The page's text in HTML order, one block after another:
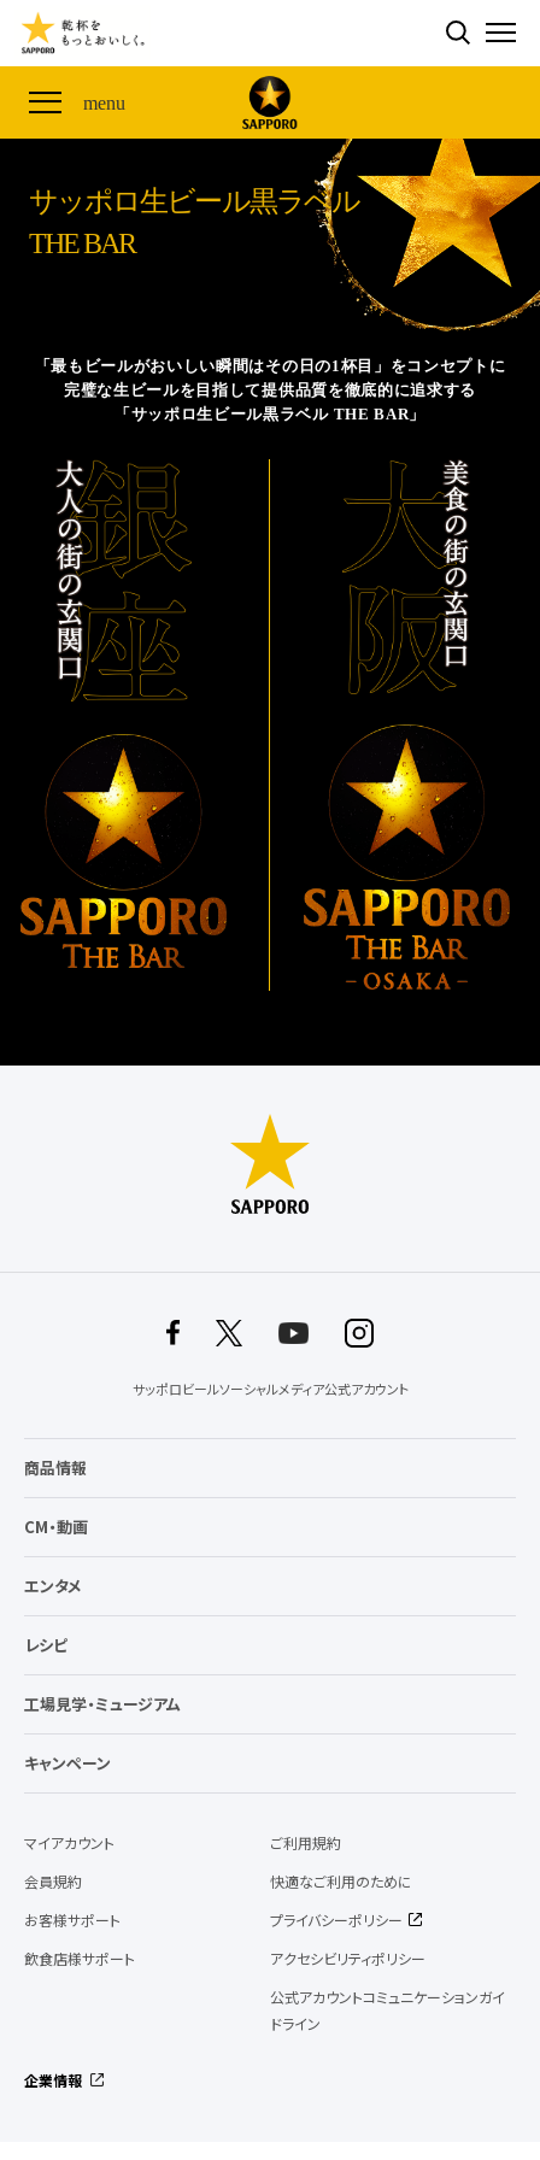
検索する
menu
THE PERFECT 黒ラベル WAGON 出展FES
ザ・パーフェクト黒ラベル アワード
「満天☆青空レストラン」コラボキャンペーン
山本由伸選手応援プロジェクト「GET A STAR
YOSHINOBU」
黒ラベル×『エヴァンゲリオン』30th Anniv.
サッポロ生ビール黒ラベル 『THE STAR JAM』
「丸くなるな、☆星になれ。」限定デザイン缶数量限
定発売
サッポロ生ビール黒ラベル THE SHOP
CLUB 黒ラベル
サッポロ生ビール黒ラベル
オカズデザインが提案する
ザ・パーフェクト黒ラベル
サッポロ生ビール黒ラベル THE BAR
ザ・パーフェクト黒ラベルが飲めるお店
CLUB 黒ラベル
サッポロ生ビール黒ラベル
THE BAR
「最もビールがおいしい瞬間はその日の1杯目」をコンセプトに
完璧な生ビールを目指して提供品質を徹底的に追求する
「サッポロ生ビール黒ラベル THE BAR」
サッポロビールソーシャルメディア公式アカウント
商品情報
CM・動画
エンタメ
レシピ
工場見学・ミュージアム
キャンペーン
マイアカウント
会員規約
お客様サポート
飲食店様サポート
ご利用規約
快適なご利用のために
プライバシーポリシー
アクセシビリティポリシー
公式アカウントコミュニケーションガイ
ドライン
企業情報